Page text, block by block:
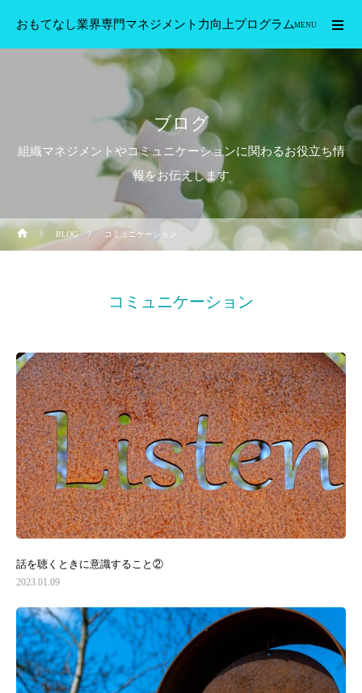
おもてなし業界専門マネジメント力向上プログラム
ブログ
組織マネジメントやコミュニケーションに関わるお役立ち情
報をお伝えします
BLOG コミュニケーション
コミュニケーション
話を聴くときに意識すること②
2023.01.09
MENU